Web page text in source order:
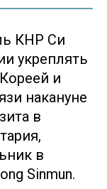
КНР Си
укреплять
и
накануне
в
в
Sinmun.